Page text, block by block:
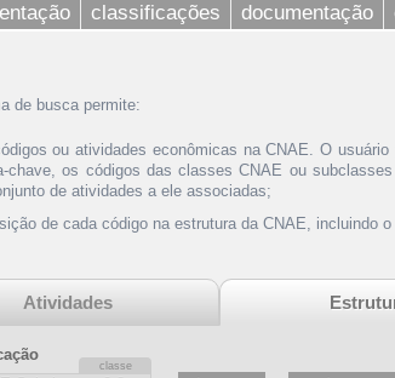
classificações documentação
de busca permite:
ou atividades econômicas na CNAE. O
chave, os códigos das classes CNAE ou
de atividades a ele associadas;
de cada código na estrutura da CNAE,
Atividades